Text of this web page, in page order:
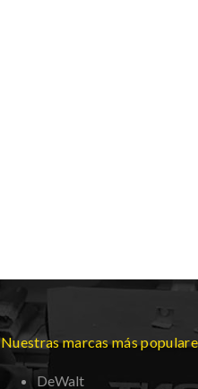
Nuestras marcas más
DeWalt